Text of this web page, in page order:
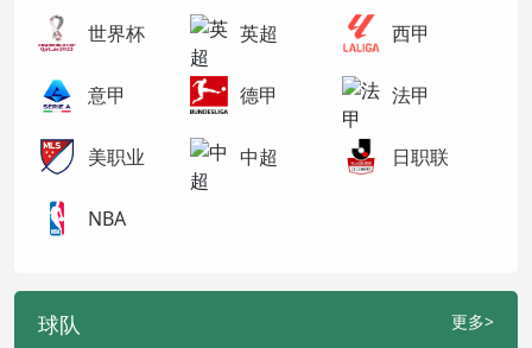
世界杯 英超 西甲
意甲 德甲 法甲
美职业 中超 日职联
NBA
球队 更多>